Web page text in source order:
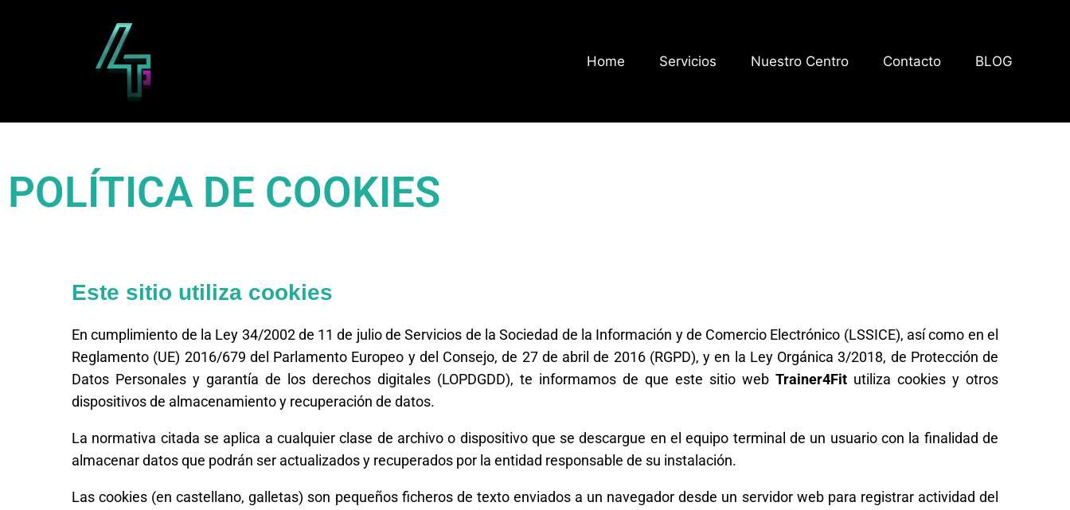
Home Servicios Nuestro Centro Contacto BLOG
POLÍTICA DE COOKIES
Este sitio utiliza cookies
En cumplimiento de la Ley 34/2002 de 11 de julio de Servicios de la Sociedad de la Información y de Comercio Electrónico (LSSICE), así como en el
Reglamento (UE) 2016/679 del Parlamento Europeo y del Consejo, de 27 de abril de 2016 (RGPD), y en la Ley Orgánica 3/2018, de Protección de
Datos Personales y garantía de los derechos digitales (LOPDGDD), te informamos de que este sitio web Trainer4Fit utiliza cookies y otros
dispositivos de almacenamiento y recuperación de datos.
La normativa citada se aplica a cualquier clase de archivo o dispositivo que se descargue en el equipo terminal de un usuario con la finalidad de
almacenar datos que podrán ser actualizados y recuperados por la entidad responsable de su instalación.
Las cookies (en castellano, galletas) son pequeños ficheros de texto enviados a un navegador desde un servidor web para registrar actividad del